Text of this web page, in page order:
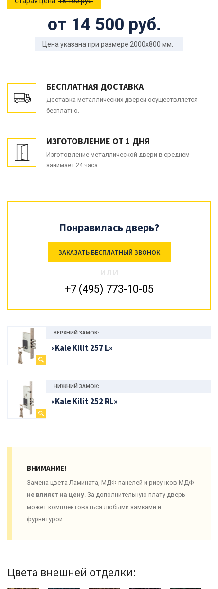
от 14 500 руб.
Цена указана при размере 2000x800 мм.
БЕСПЛАТНАЯ ДОСТАВКА
Доставка металлических дверей осуществляется
бесплатно.
ИЗГОТОВЛЕНИЕ ОТ 1 ДНЯ
Изготовление металлической двери в среднем
занимает 24 часа.
Понравилась дверь?
ЗАКАЗАТЬ БЕСПЛАТНЫЙ ЗВОНОК
или
+7 (495) 773-10-05
ВЕРХНИЙ ЗАМОК:
«Kale Kilit 257 L»
НИЖНИЙ ЗАМОК:
«Kale Kilit 252 RL»
ВНИМАНИЕ!
Замена цвета Ламината, МДФ-панелей и рисунков МДФ
не влияет на цену. За дополнительную плату дверь
может комплектоваться любыми замками и
фурнитурой.
Цвета внешней отделки: